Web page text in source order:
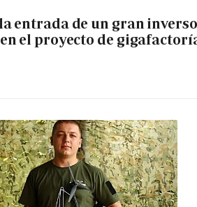
entrada de un gran
el proyecto de